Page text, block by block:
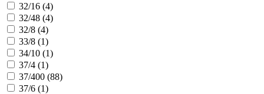
32/16 (4)
32/48 (4)
32/8 (4)
33/8 (1)
34/10 (1)
37/4 (1)
37/400 (88)
37/6 (1)